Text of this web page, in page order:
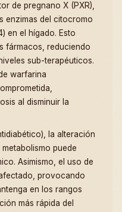
de pregnano X (PXR),
enzimas del citocromo
en el hígado. Esto
fármacos, reduciendo
sub-terapéuticos.
warfarina
al disminuir la
la alteración
puede
Asimismo, el uso de
provocando
en los rangos
más rápida del